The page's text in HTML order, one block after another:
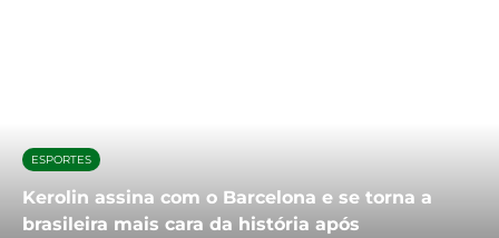
ESPORTES
Kerolin assina com o Barcelona e se torna a
brasileira mais cara da história após